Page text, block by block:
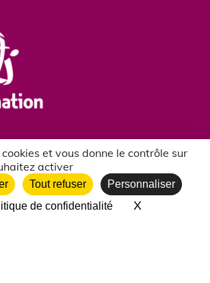
et vous donne le contrôle sur
activer
Tout refuser
Personnaliser
de confidentialité
XMasquer le
ASSOCIATIFS